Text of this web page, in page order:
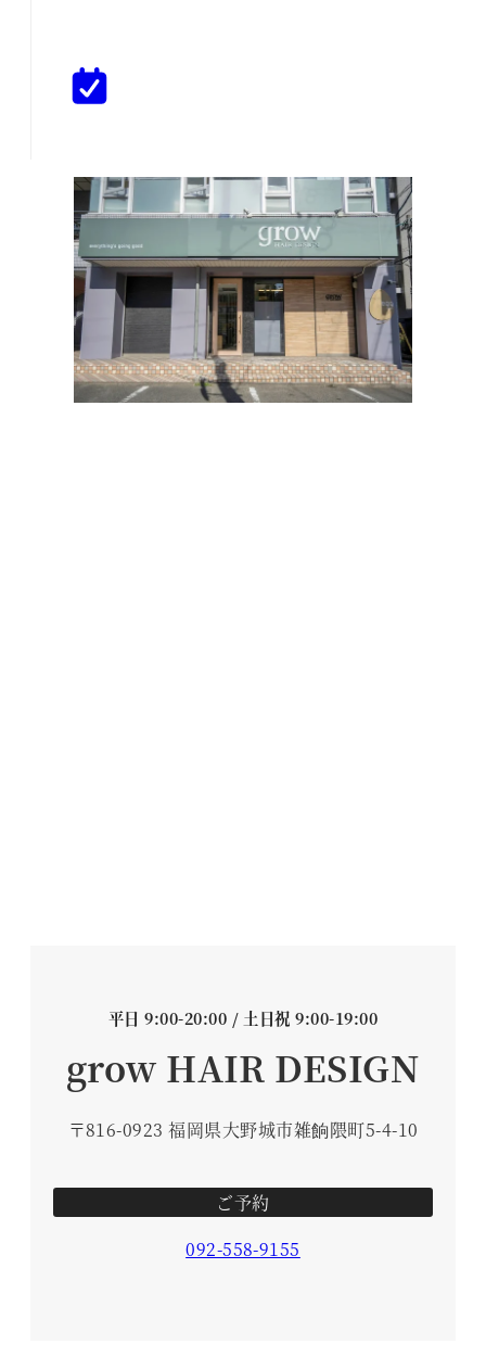
平日 9:00-20:00 / 土日祝 9:00-19:00
grow HAIR DESIGN
〒816-0923 福岡県大野城市雑餉隈町5-4-10
ご予約
092-558-9155